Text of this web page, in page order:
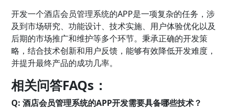
开发一个酒店会员管理系统的APP是一项复杂的任务，涉
及到市场研究、功能设计、技术实施、用户体验优化以及
后期的市场推广和维护等多个环节。秉承正确的开发策
略，结合技术创新和用户反馈，能够有效降低开发难度，
并提升最终产品的成功几率。
相关问答FAQs：
Q: 酒店会员管理系统的APP开发需要具备哪些技术？